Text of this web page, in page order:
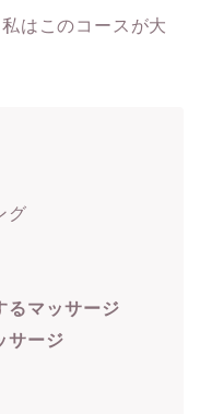
はこのコースが大
グ
るマッサージ
サージ